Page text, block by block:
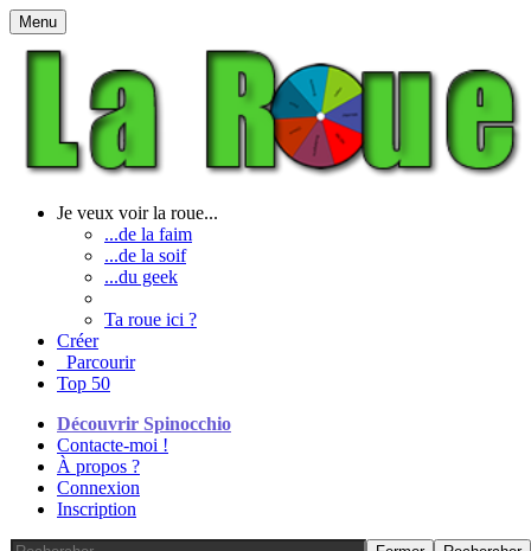
Menu
Je veux voir la roue...
...de la faim
...de la soif
...du geek
Ta roue ici ?
Créer
Parcourir
Top 50
Découvrir Spinocchio
Contacte-moi !
À propos ?
Connexion
Inscription